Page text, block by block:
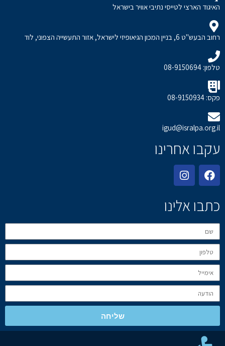
האיגוד הארצי לטייסי נתיבי אוויר בישראל
רחוב הבעש"ט 6, בניין המכון הגיאופיזי לישראל, אזור התעשייה הצפוני, לוד
טלפון: 08-9150694
פקס: 08-9150934
igud@isralpa.org.il
עקבו אחרינו
כתבו אלינו
שליחה